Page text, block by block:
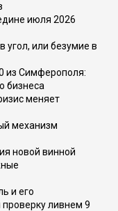
июля 2026
угол, или безумие в
из Симферополя:
бизнеса
меняет
механизм
новой винной
и его
ливнем 9